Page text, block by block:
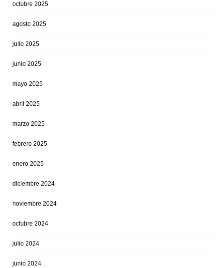
octubre 2025
agosto 2025
julio 2025
junio 2025
mayo 2025
abril 2025
marzo 2025
febrero 2025
enero 2025
diciembre 2024
noviembre 2024
octubre 2024
julio 2024
junio 2024